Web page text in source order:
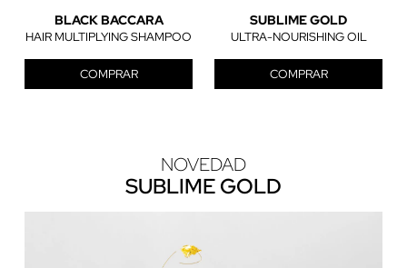
BLACK BACCARA
HAIR MULTIPLYING SHAMPOO
COMPRAR
SUBLIME GOLD
ULTRA-NOURISHING OIL
COMPRAR
NOVEDAD
SUBLIME GOLD